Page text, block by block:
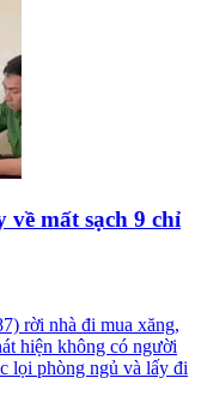
mất sạch 9 chỉ
rời nhà đi mua xăng,
hiện không có người
lọi phòng ngủ và lấy đi